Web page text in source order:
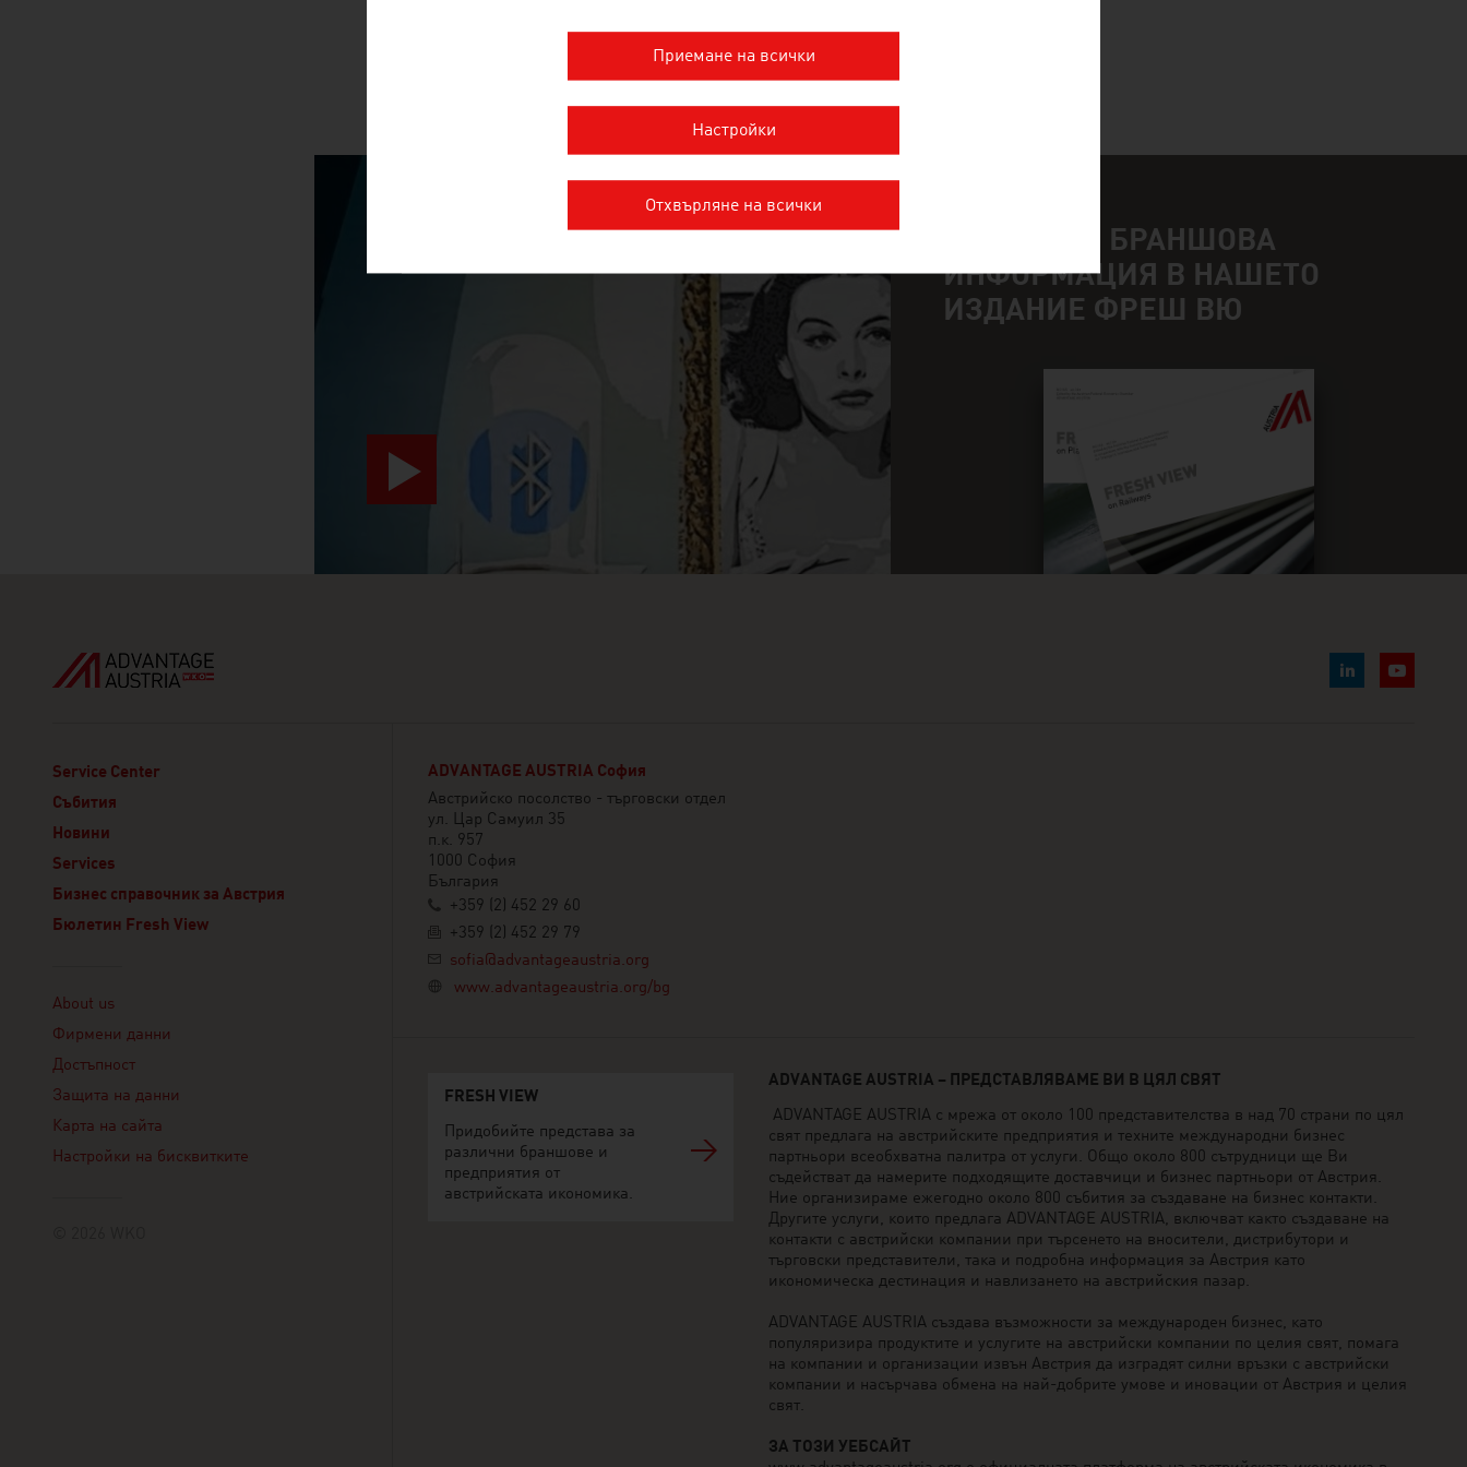
НАМЕРЕТЕ БРАНШОВА
ИНФОРМАЦИЯ В НАШЕТО
ИЗДАНИЕ ФРЕШ ВЮ
Service Center
Събития
Новини
Services
Бизнес справочник за Австрия
Бюлетин Fresh View
About us
Фирмени данни
Достъпност
Защита на данни
Карта на сайта
Настройки на бисквитките
ADVANTAGE AUSTRIA София
Австрийско посолство - търговски отдел
ул. Цар Самуил 35
п.к. 957
1000 София
България
+359 (2) 452 29 60
+359 (2) 452 29 79
sofia@advantageaustria.org
www.advantageaustria.org/bg
FRESH VIEW
Придобийте представа за
различни браншове и
предприятия от
австрийската икономика.
ADVANTAGE AUSTRIA – ПРЕДСТАВЛЯВАМЕ ВИ В ЦЯЛ СВЯТ
ADVANTAGE AUSTRIA с мрежа от около 100 представителства в над 70 страни по цял
свят предлага на австрийските предприятия и техните международни бизнес
партньори всеобхватна палитра от услуги. Общо около 800 сътрудници ще Ви
съдействат да намерите подходящите доставчици и бизнес партньори от Австрия.
Ние организираме ежегодно около 800 събития за създаване на бизнес контакти.
Другите услуги, които предлага ADVANTAGE AUSTRIA, включват както създаване на
контакти с австрийски компании при търсенето на вносители, дистрибутори и
търговски представители, така и подробна информация за Австрия като
икономическа дестинация и навлизането на австрийския пазар.
ADVANTAGE AUSTRIA създава възможности за международен бизнес, като
популяризира продуктите и услугите на австрийски компании по целия свят, помага
на компании и организации извън Австрия да изградят силни връзки с австрийски
компании и насърчава обмена на най-добрите умове и иновации от Австрия и целия
свят.
ЗА ТОЗИ УЕБСАЙТ
Приемане на всички
Настройки
Отхвърляне на всички